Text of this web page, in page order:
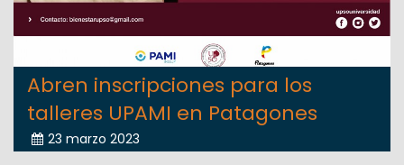
Abren inscripciones para los
talleres UPAMI en Patagones
23 marzo 2023